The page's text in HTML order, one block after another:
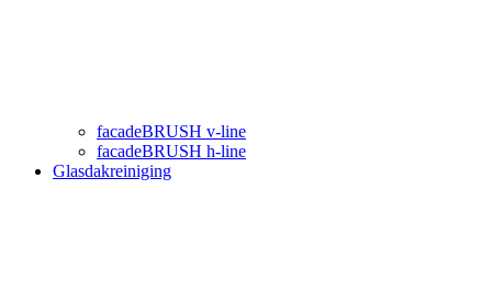
facadeBRUSH v-line
facadeBRUSH h-line
Glasdakreiniging